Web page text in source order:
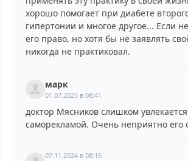
хорошо помогает при диабете
гипертонии и многое другое... Если
его право, но хотя бы не заявлять
никогда не практиковал.
марк
01.07.2025 в 08:41
доктор Мясников слишком увлекается
саморекламой. Очень неприятно его
07.11.2024 в 08:16